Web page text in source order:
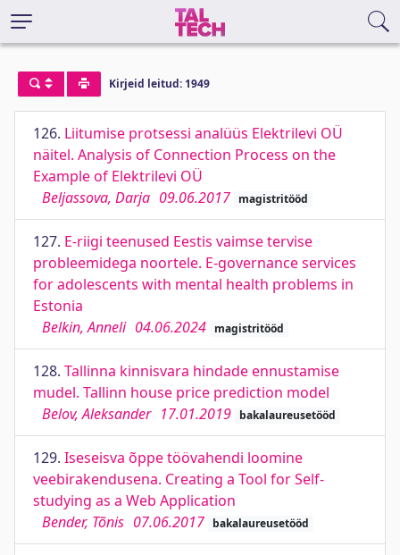
Kirjeid leitud: 1949
126. Liitumise protsessi analüüs Elektrilevi OÜ
näitel. Analysis of Connection Process on the
Example of Elektrilevi OÜ
Beljassova, Darja 09.06.2017 magistritööd
127. E-riigi teenused Eestis vaimse tervise
probleemidega noortele. E-governance services
for adolescents with mental health problems in
Estonia
Belkin, Anneli 04.06.2024 magistritööd
128. Tallinna kinnisvara hindade ennustamise
mudel. Tallinn house price prediction model
Belov, Aleksander 17.01.2019 bakalaureusetööd
129. Iseseisva õppe töövahendi loomine
veebirakendusena. Creating a Tool for Self-
studying as a Web Application
Bender, Tõnis 07.06.2017 bakalaureusetööd